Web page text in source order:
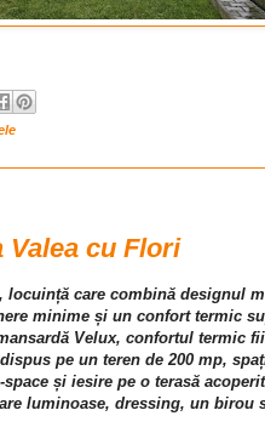
Valea cu Flori
care combină designul
minime și un confort termic
Velux, confortul termic
pe un teren de 200 mp,
și iesire pe o terasă
luminoase, dressing, un birou